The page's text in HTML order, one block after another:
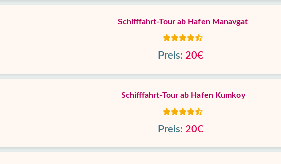
Schifffahrt-Tour ab Hafen Manavgat
Preis: 20€
Schifffahrt-Tour ab Hafen Kumkoy
Preis: 20€